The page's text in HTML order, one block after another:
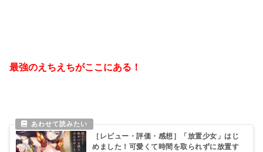
最強のえちえちがここにある！
［レビュー・評価・感想］「放置少女」はじ
めました！可愛くて時間を取られずに放置す